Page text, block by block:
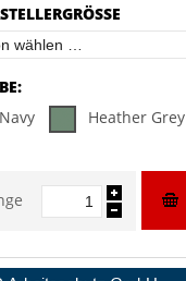
Heather Grey